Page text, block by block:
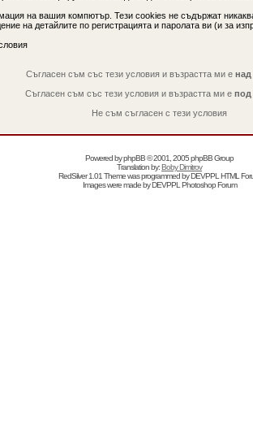
на вашия компютър. Тези cookies не съдържат
на детайлите по регистрацията и паролата ви (и за
Съгласен съм със тези условия и възрастта ми е над
Съгласен съм със тези условия и възрастта ми е под
Не съм съгласен с тези условия
Powered byphpBB© 2001, 2005 phpBB Group
Translation by:Boby Dimitrov
RedSilver 1.01 Theme was programmed byDEVPPL HTML
Images were made byDEVPPL Photoshop Forum